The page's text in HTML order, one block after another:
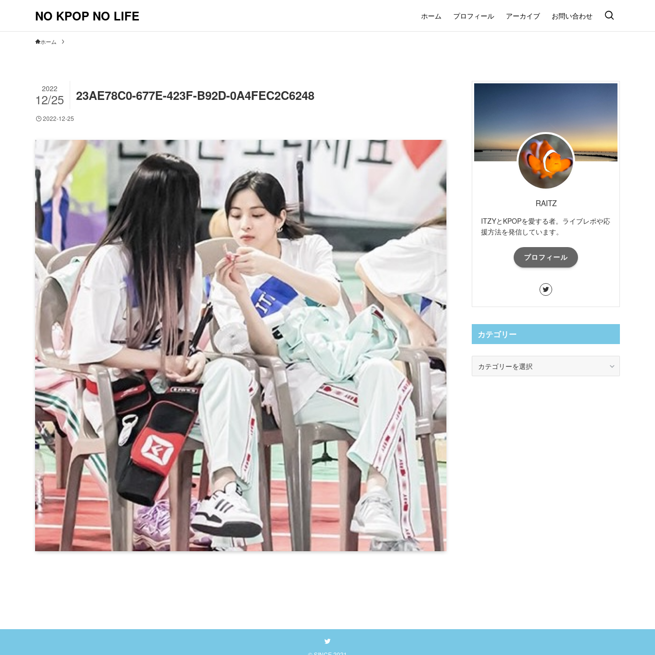
NO KPOP NO LIFE ホーム プロフィール アーカイブ お問い合わせ
ホーム
23AE78C0-677E-423F-B92D-0A4FEC2C6248
2022
12/25
2022-12-25
RAITZ
ITZYとKPOPを愛する者。ライブレポや応
援方法を発信しています。
プロフィール
カテゴリー